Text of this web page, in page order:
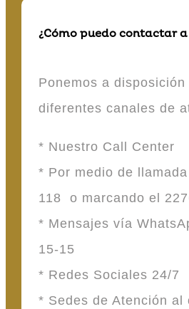
¿Cómo puedo contactar a
Ponemos a
diferentes canales de
* Nuestro Call Center
* Por medio de
118 o marcando el
* Mensajes vía
15-15
* Redes Sociales 24/7
* Sedes de Atención al